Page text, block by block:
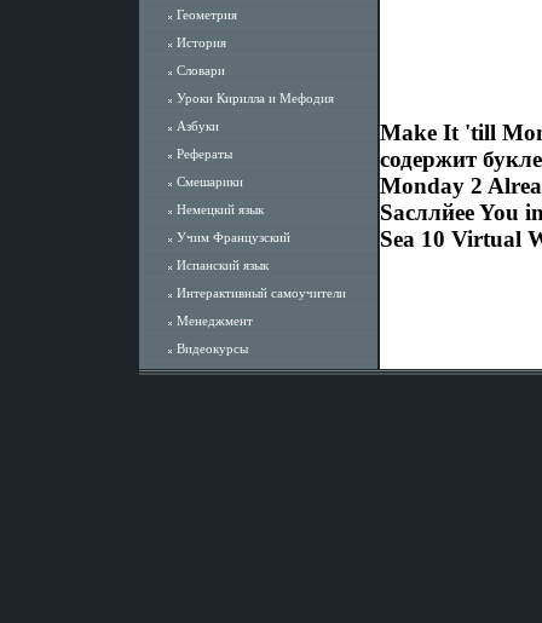
Геометрия
История
Словари
Уроки Кирилла и Мефодия
Азбуки
Рефераты
Смешарики
Немецкий язык
Учим Французский
Испанский язык
Интерактивный самоучители
Менеджмент
Видеокурсы
Make It 'till
содержит
Monday 2
Sасллйee You
Sea 10 Virtual